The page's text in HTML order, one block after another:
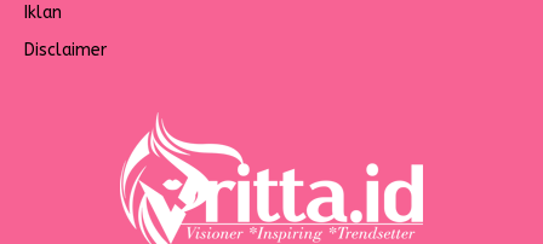
Iklan
Disclaimer